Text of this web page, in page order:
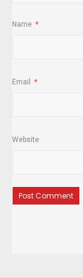
Name *
Email *
Website